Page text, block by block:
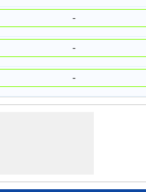
-
-
-